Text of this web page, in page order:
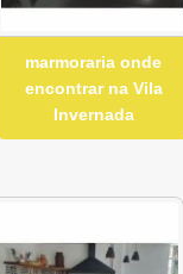
marmoraria onde
encontrar na Vila
Invernada